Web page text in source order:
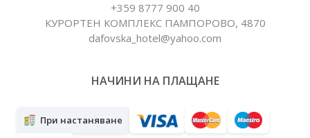
+359 8777 900 40
КУРОРТЕН КОМПЛЕКС ПАМПОРОВO, 4870
dafovska_hotel@yahoo.com
НАЧИНИ НА ПЛАЩАНЕ
При настаняване